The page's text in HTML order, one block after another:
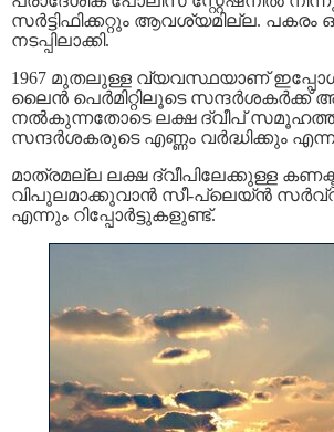
സര്‍ട്ടിഫിക്കറ്റും ആവശ്യമില്ല.
നടപ്പിലാക്കി.
1967 മുതലുള്ള വ്യവസ്ഥയാണ്
ലൈൻ പെർമിറ്റിലൂടെ സന്ദർശകർക്ക്
നൽകുന്നതോടെ ലക്ഷ ദ്വീപ്
സന്ദർശകരുടെ എണ്ണം വർദ്ധിക്കും
മാത്രമല്ല ലക്ഷ ദ്വീപിലേക്കുള്ള
വിപുലമാക്കുവാൻ സീ-പ്ലെയ്ന്‍
എന്നും റിപ്പോർട്ടുകളുണ്ട്.